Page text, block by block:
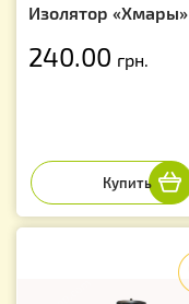
Изолятор «Хмары»
240.00 грн.